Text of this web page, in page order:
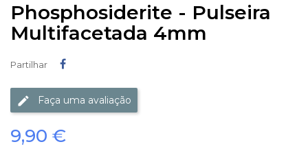
Phosphosiderite - Pulseira
Multifacetada 4mm
Partilhar
Faça uma avaliação
9,90 €